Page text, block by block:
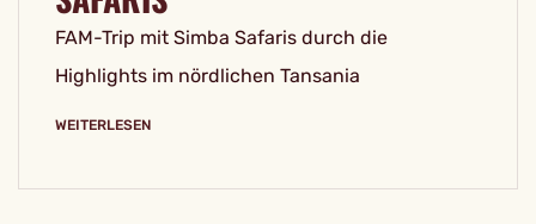
FAM-Trip mit Simba Safaris durch die
Highlights im nördlichen Tansania
WEITERLESEN